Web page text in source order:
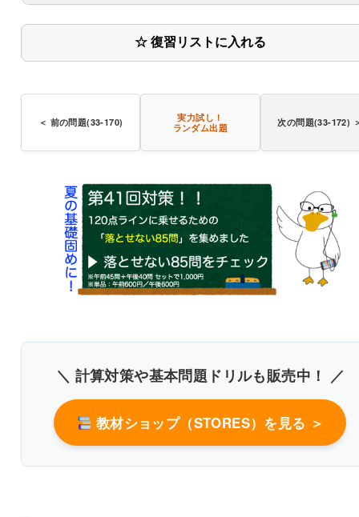
☆ 復習リストに入れる
＜ 前の問題(33-170)
実力試し！
ランダム出題
次の問題(33-172)
＼ 計算対策や基本問題ドリルも販売中！ ／
教材ショップ（STORES）を見る ＞